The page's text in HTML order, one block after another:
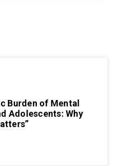
Burden of Mental
Adolescents: Why